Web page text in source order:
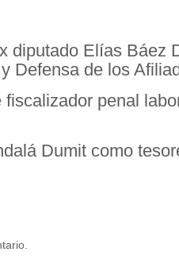
diputado Elías Báez
Defensa de los
penal
Dumit como